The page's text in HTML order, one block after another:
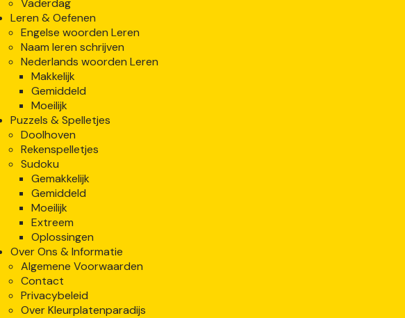
Vaderdag
Leren & Oefenen
Engelse woorden Leren
Naam leren schrijven
Nederlands woorden Leren
Makkelijk
Gemiddeld
Moeilijk
Puzzels & Spelletjes
Doolhoven
Rekenspelletjes
Sudoku
Gemakkelijk
Gemiddeld
Moeilijk
Extreem
Oplossingen
Over Ons & Informatie
Algemene Voorwaarden
Contact
Privacybeleid
Over Kleurplatenparadijs